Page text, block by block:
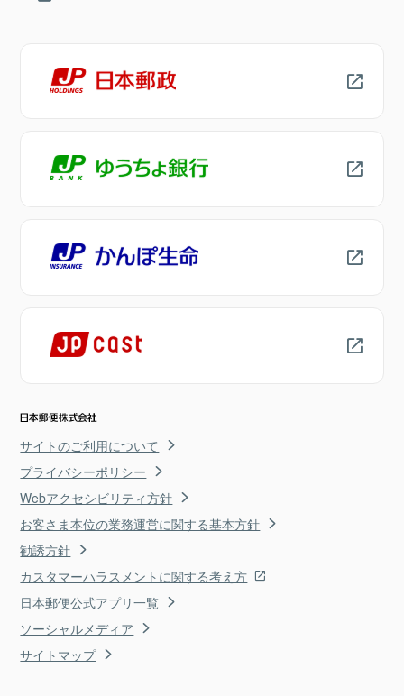
サイトのご利用について
プライバシーポリシー
Webアクセシビリティ方針
お客さま本位の業務運営に関する基本方針
勧誘方針
カスタマーハラスメントに関する考え方
日本郵便公式アプリ一覧
ソーシャルメディア
サイトマップ